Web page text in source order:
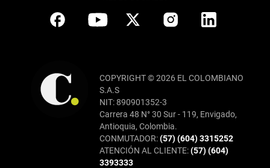
COPYRIGHT © 2026 EL COLOMBIANO
S.A.S
NIT: 890901352-3
Carrera 48 N° 30 Sur - 119, Envigado,
Antioquia, Colombia.
CONMUTADOR:(57) (604) 3315252
ATENCIÓN AL CLIENTE:(57) (604)
3393333